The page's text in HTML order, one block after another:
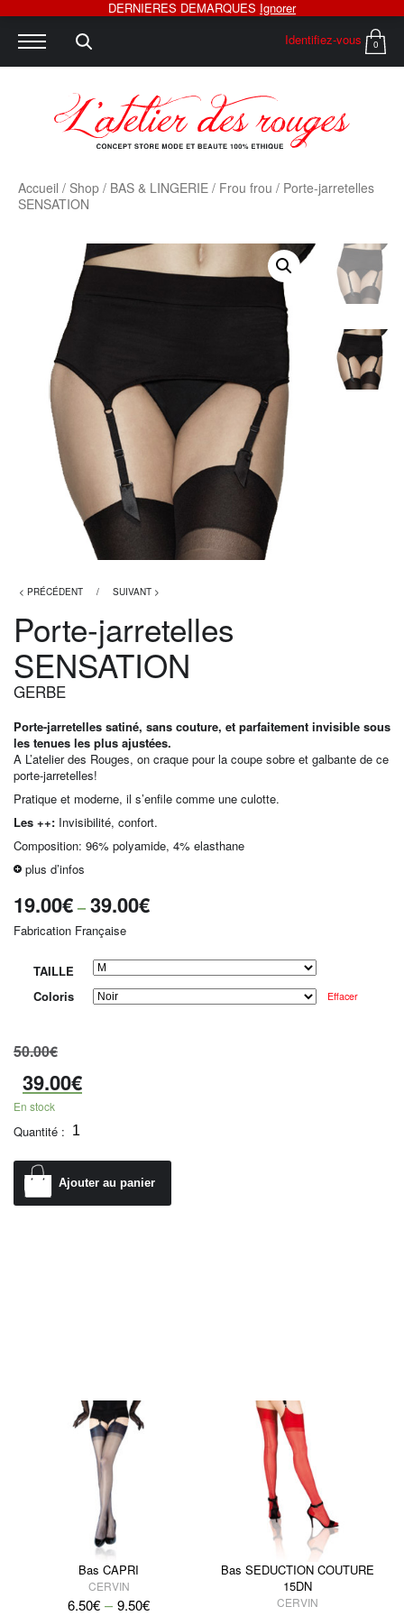
Identifiez-vous 0
Accueil / Shop / BAS & LINGERIE / Frou frou / Porte-jarretelles
SENSATION
< PRÉCÉDENT / SUIVANT >
Porte-jarretelles
SENSATION
GERBE
Porte-jarretelles satiné, sans couture, et parfaitement invisible sous
les tenues les plus ajustées.
A L’atelier des Rouges, on craque pour la coupe sobre et galbante de ce
porte-jarretelles!
Pratique et moderne, il s’enfile comme une culotte.
Les ++: Invisibilité, confort.
Composition: 96% polyamide, 4% elasthane
plus d’infos
19.00€– 39.00€
Fabrication Française
TAILLE
Coloris
Effacer
50.00€
39.00€
En stock
Quantité :
Ajouter au panier
Bas CAPRI
CERVIN
6.50€ –9.50€
Bas SEDUCTION COUTURE
15DN
CERVIN
DERNIERES DEMARQUES Ignorer